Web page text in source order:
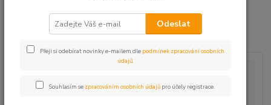
Pepř sečuánský celýOdeslat
Přeji si odebírat novinky e-mailem dle podmínek zpracování osobních
údajů.
Souhlasím se zpracováním osobních údajů pro účely registrace.